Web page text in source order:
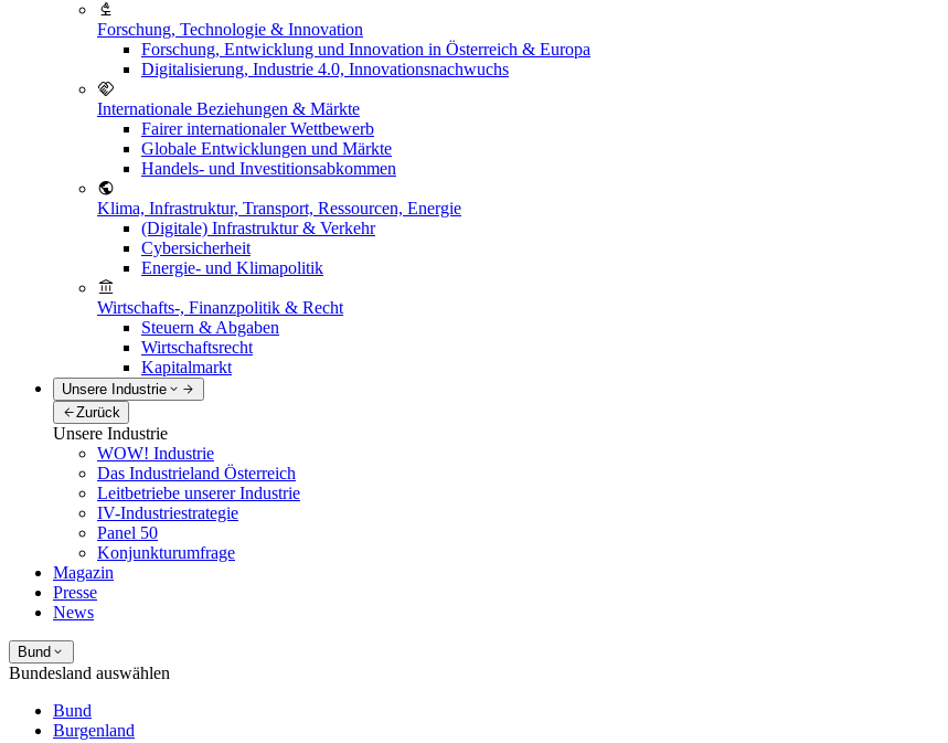
Forschung, Technologie & Innovation
Forschung, Entwicklung und Innovation in Österreich & Europa
Digitalisierung, Industrie 4.0, Innovationsnachwuchs
Internationale Beziehungen & Märkte
Fairer internationaler Wettbewerb
Globale Entwicklungen und Märkte
Handels- und Investitionsabkommen
Klima, Infrastruktur, Transport, Ressourcen, Energie
(Digitale) Infrastruktur & Verkehr
Cybersicherheit
Energie- und Klimapolitik
Wirtschafts-, Finanzpolitik & Recht
Steuern & Abgaben
Wirtschaftsrecht
Kapitalmarkt
Unsere Industrie
Zurück
Unsere Industrie
WOW! Industrie
Das Industrieland Österreich
Leitbetriebe unserer Industrie
IV-Industriestrategie
Panel 50
Konjunkturumfrage
Magazin
Presse
News
Bund
Bundesland auswählen
Bund
Burgenland